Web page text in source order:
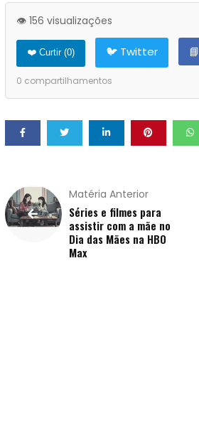
Vida
Sexualidade
Variedades
👁️ 156 visualizações
❤️ Curtir (0) 🐦 Twitter
0 compartilhamentos
Matéria Anterior
Séries e filmes para
assistir com a mãe no
Dia das Mães na HBO
Max